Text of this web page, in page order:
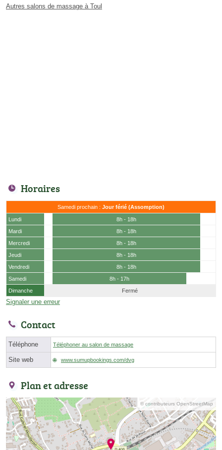
Autres salons de massage à Toul
Horaires
Samedi prochain : Jour férié (Assomption)
Lundi
8h - 18h
Mardi
8h - 18h
Mercredi
8h - 18h
Jeudi
8h - 18h
Vendredi
8h - 18h
Samedi
8h - 17h
Dimanche
Fermé
Signaler une erreur
Contact
Téléphone Téléphoner au salon de massage
Site web www.sumupbookings.com/dvg
Plan et adresse
© contributeurs OpenStreetMap